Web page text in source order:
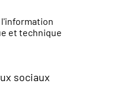
et technique
sociaux